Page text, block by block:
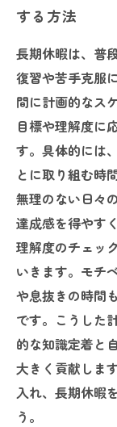
する方法
長期休暇は、普
復習や苦手克服
間に計画的なス
目標や理解度に
す。具体的には
とに取り組む時
無理のない日々
達成感を得やす
理解度のチェッ
いきます。モチ
や息抜きの時間
です。こうした
的な知識定着と
大きく貢献しま
入れ、長期休暇
う。